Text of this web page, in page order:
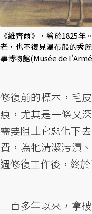
《維齊爾》，繪於1825
老，也不復見瀑布般的秀
事博物館(Musée de
修復前的標本，毛
痕，尤其是一條又
需要阻止它惡化下
費，為牠清潔污漬
週修復工作後，終
二百多年以來，拿